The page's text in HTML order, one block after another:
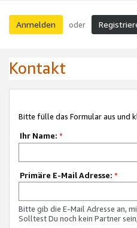
Anmelden oder
Kontakt
Bitte fülle das Formular aus und
Ihr Name: *
Primäre E-Mail Adresse: *
Bitte gib die E-Mail Adresse an,
Solltest Du noch kein Partner